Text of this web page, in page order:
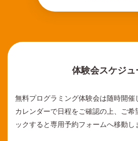
体験会スケジュ
無料プログラミング体験会は随時開催
カレンダーで日程をご確認の上、ご希
ックすると専用予約フォームへ移動し